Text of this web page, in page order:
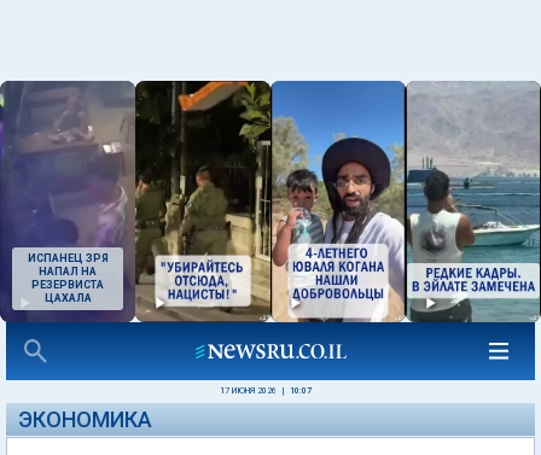
ИСПАНЕЦ ЗРЯ
НАПАЛ НА
РЕЗЕРВИСТА
ЦАХАЛА
17 ИЮНЯ 2026 10:07
ЭКОНОМИКА